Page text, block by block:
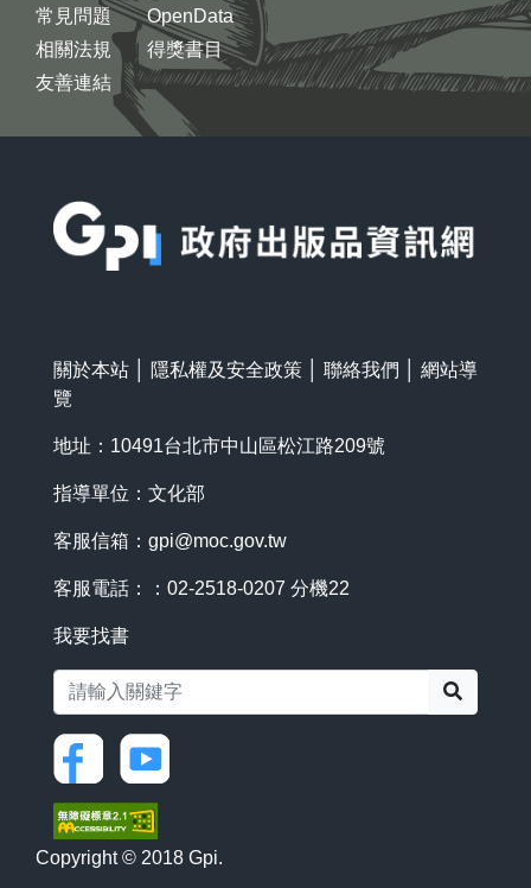
常見問題
相關法規
友善連結
OpenData
得獎書目
關於本站 隱私權及安全政策 聯絡我們
網站導
覽
地址：10491台北市中山區松江路209號
指導單位：文化部
客服信箱： gpi@moc.gov.tw
客服電話：：02-2518-0207 分機22
我要找書
Copyright © 2018 Gpi.